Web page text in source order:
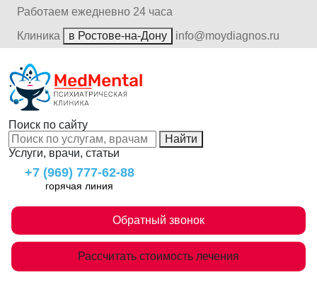
Работаем ежедневно 24 часа
Клиника
в Ростове-на-Дону info@moydiagnos.ru
Поиск по сайту
Найти
Услуги, врачи, статьи
+7 (969) 777-62-88
горячая линия
Обратный звонок
Рассчитать стоимость лечения